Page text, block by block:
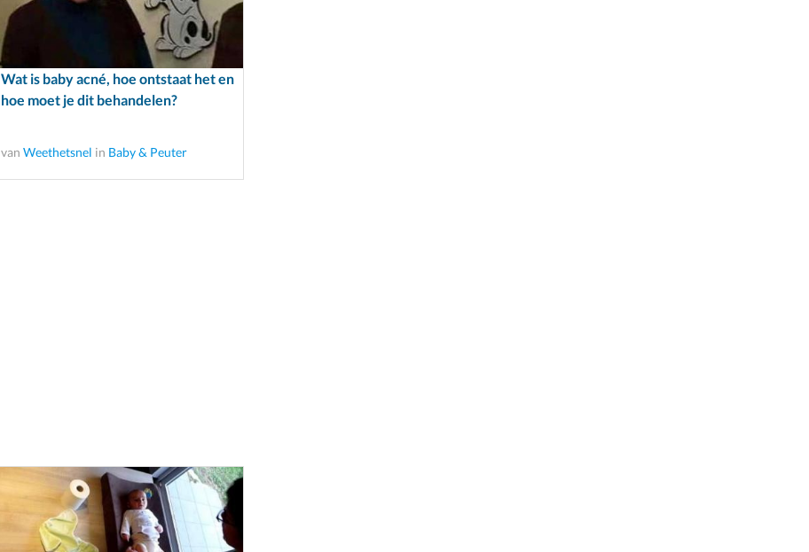
Wat is baby acné, hoe ontstaat het en
hoe moet je dit behandelen?
van Weethetsnel in Baby & Peuter